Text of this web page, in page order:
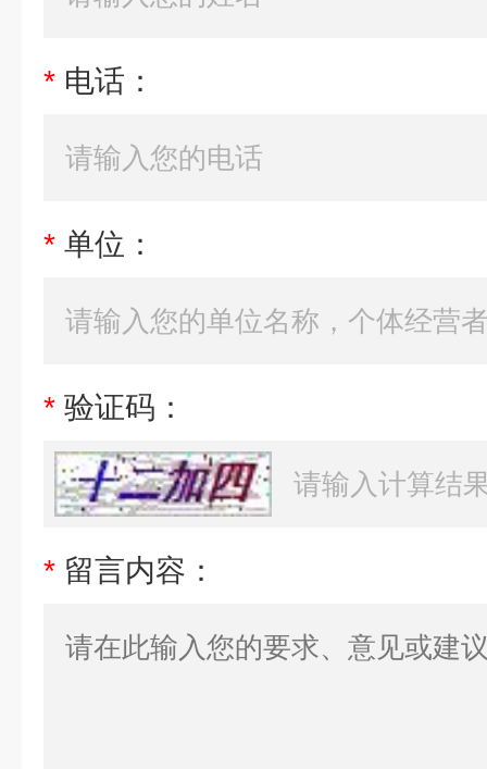
* 电话：
* 单位：
* 验证码：
* 留言内容：